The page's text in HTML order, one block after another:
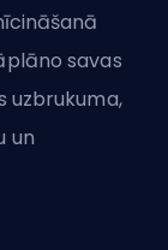
savas
uzbrukuma,
un